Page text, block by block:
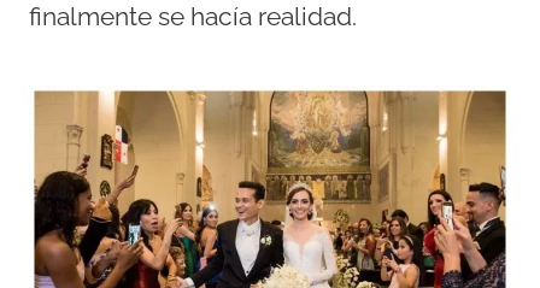
finalmente se hacía realidad.